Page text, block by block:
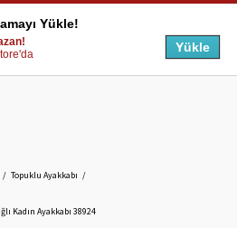
Topuklu Ayakkabı
Kadın Ayakkabı 38924
Yükle!
Yükle